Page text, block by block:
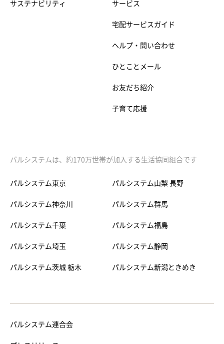
サステナビリティ サービス
宅配サービスガイド
ヘルプ・問い合わせ
ひとことメール
お友だち紹介
子育て応援
パルシステムは、約170万世帯が加入する生活協同組合です
パルシステム東京
パルシステム神奈川
パルシステム千葉
パルシステム埼玉
パルシステム茨城 栃木
パルシステム山梨 長野
パルシステム群馬
パルシステム福島
パルシステム静岡
パルシステム新潟ときめき
パルシステム連合会